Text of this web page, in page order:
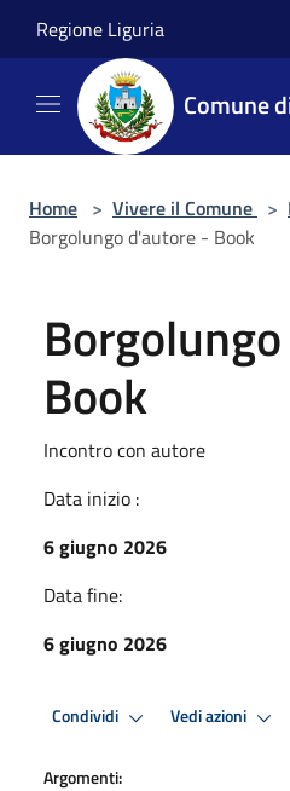
Regione Liguria
Comune
Home > Vivere il Comune >
Borgolungo d'autore - Book
Book
Incontro con autore
Data inizio :
6 giugno 2026
Data fine:
6 giugno 2026
Condividi Vedi azioni
Argomenti: